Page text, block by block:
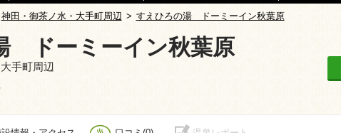
神田・御茶ノ水・大手町周辺 > すえひろの湯 ドーミーイン秋葉原
ドーミーイン秋葉原
手町周辺